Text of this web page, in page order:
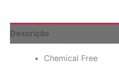
Vermelho
claro,
Descrição
Chemical Free